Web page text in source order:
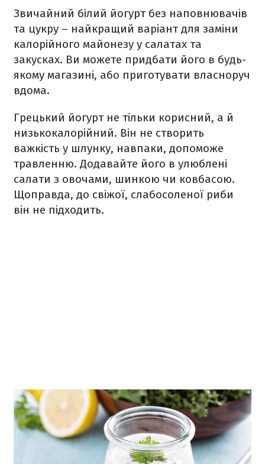
Звичайний білий йогурт без наповнювачів
та цукру – найкращий варіант для заміни
калорійного майонезу у салатах та
закусках. Ви можете придбати його в будь-
якому магазині, або приготувати власноруч
вдома.
Грецький йогурт не тільки корисний, а й
низькокалорійний. Він не створить
важкість у шлунку, навпаки, допоможе
травленню. Додавайте його в улюблені
салати з овочами, шинкою чи ковбасою.
Щоправда, до свіжої, слабосоленої риби
він не підходить.